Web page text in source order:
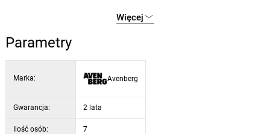
wymiary pufa: 40 × 40 × 45 cm
Więcej
Parametry
Marka: Avenberg
Gwarancja: 2 lata
Ilość osób: 7